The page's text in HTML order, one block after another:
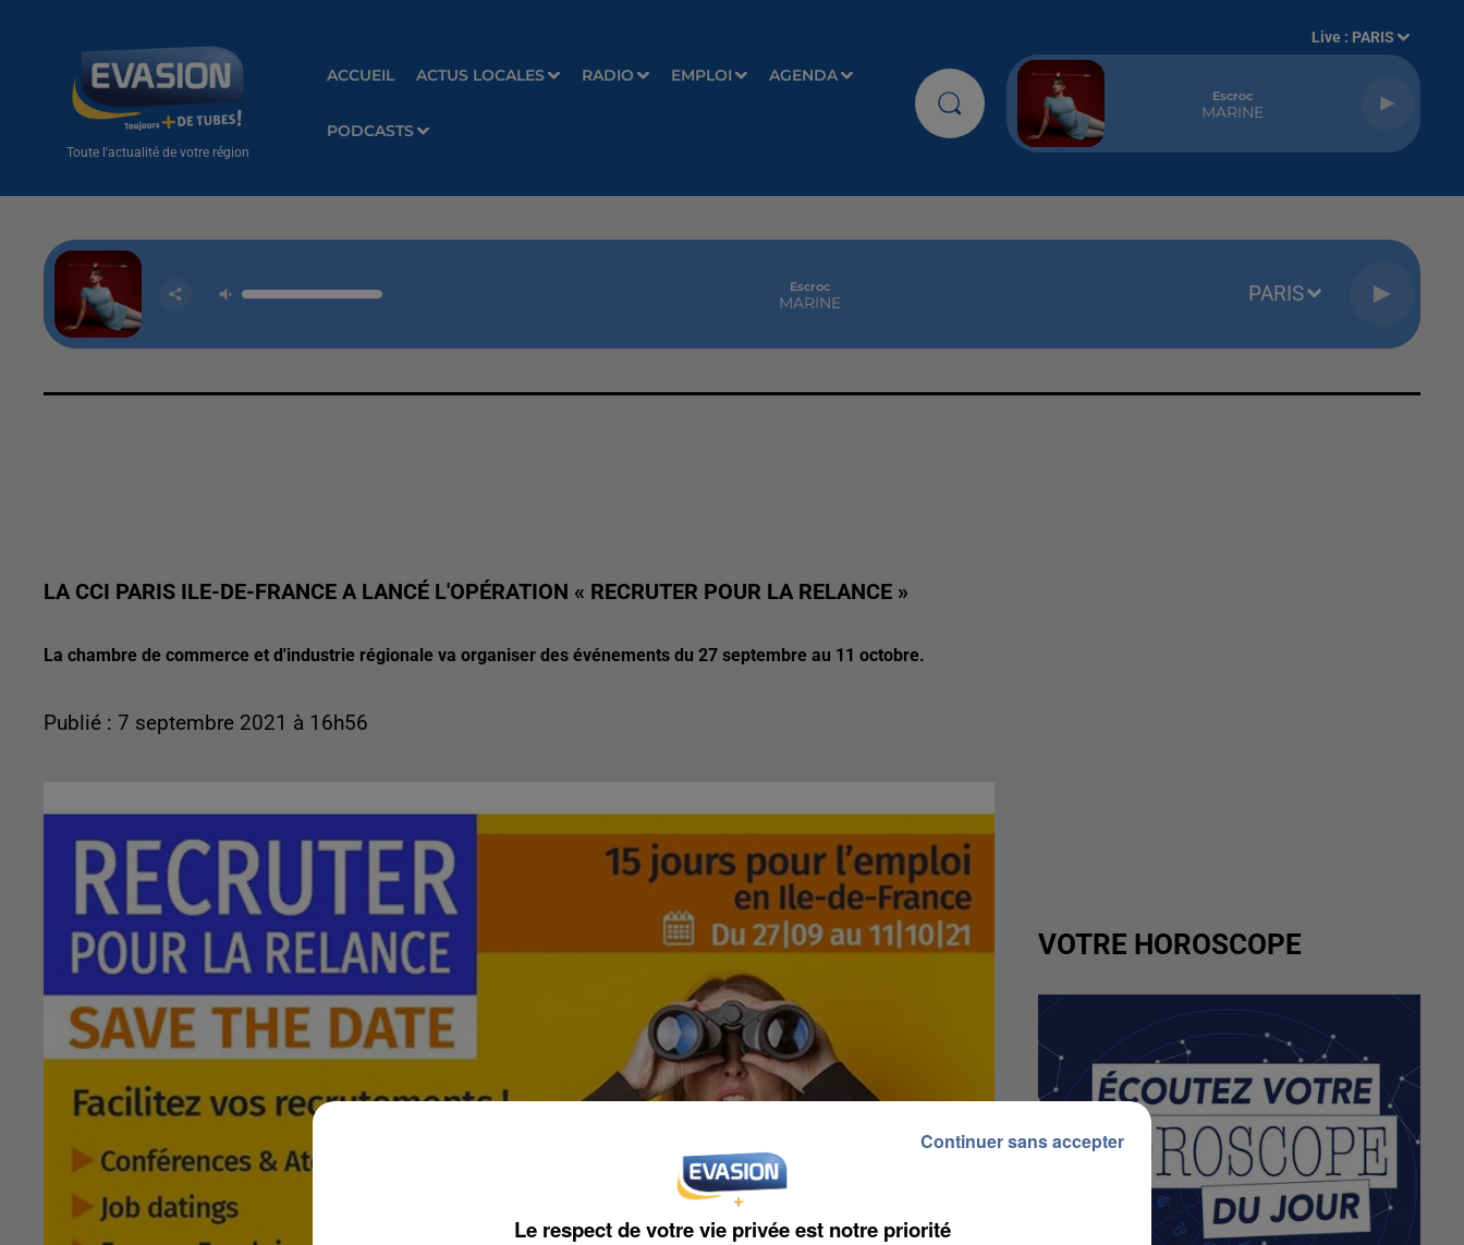
Toute l'actualité de votre région
ACCUEIL ACTUS LOCALES RADIO EMPLOI AGENDA
PODCASTS
Live : PARIS
Escroc
MARINE
Escroc
MARINE PARIS
LA CCI PARIS ILE-DE-FRANCE A LANCÉ L'OPÉRATION « RECRUTER POUR LA RELANCE »
La chambre de commerce et d'industrie régionale va organiser des événements du 27 septembre au 11 octobre.
Publié : 7 septembre 2021 à 16h56
VOTRE HOROSCOPE
Le respect de votre vie privée est notre priorité
Continuer sans accepter